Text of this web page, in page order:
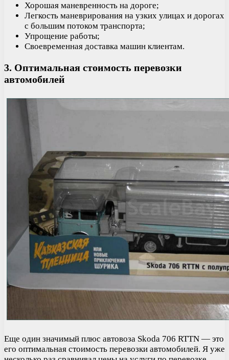
Хорошая маневренность на дороге;
Легкость маневрирования на узких улицах и дорогах
с большим потоком транспорта;
Упрощение работы;
Своевременная доставка машин клиентам.
3. Оптимальная стоимость перевозки
автомобилей
Еще один значимый плюс автовоза Skoda 706 RTTN — это
его оптимальная стоимость перевозки автомобилей. Я уже